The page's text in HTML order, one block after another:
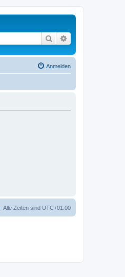
Suche
Anmelden
Alle Zeiten sind UTC+01:00